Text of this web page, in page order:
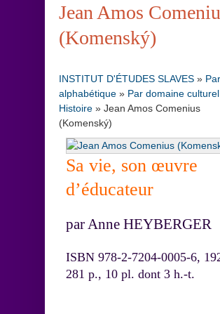
Jean Amos
(Komenský)
INSTITUT D'ÉTUDES SLAVES »
alphabétique » Par domaine culturel
Histoire » Jean Amos Comenius
(Komenský)
Sa vie, son œuvre
d’éducateur
par Anne HEYBERGER
ISBN 978-2-7204-0005-6,
281 p., 10 pl. dont 3 h.-t.